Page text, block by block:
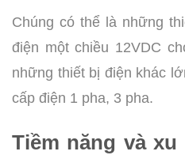
Chúng có thể là những
điện một chiều 12VDC
những thiết bị điện khác
cấp điện 1 pha, 3 pha.
Tiềm năng và